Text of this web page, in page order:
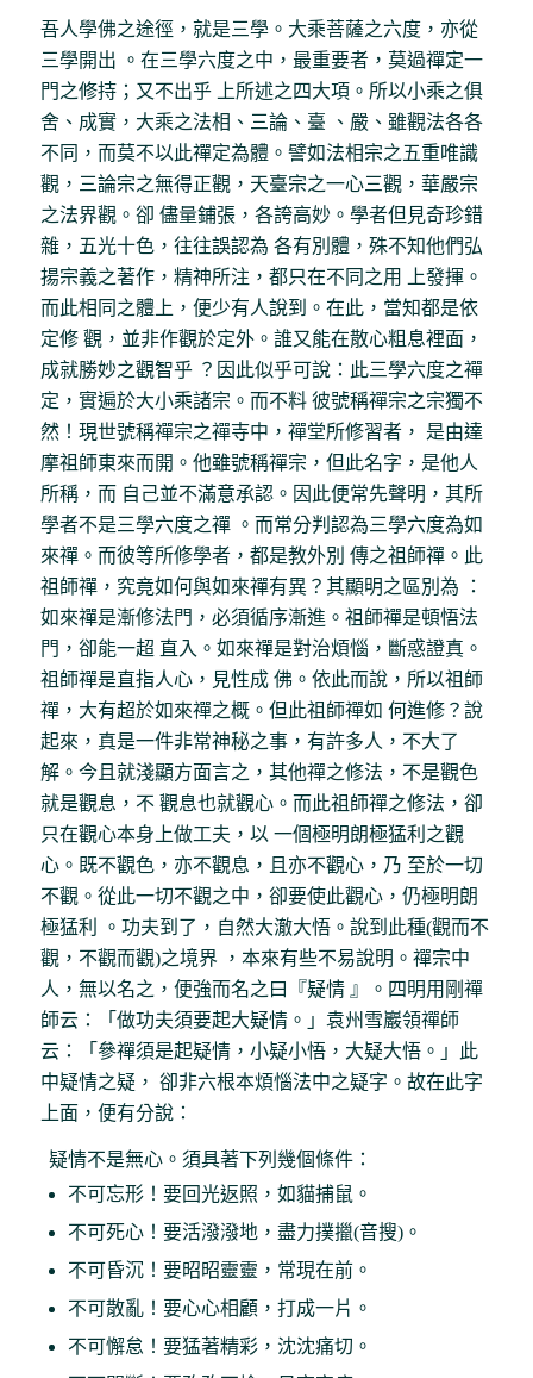
吾人學佛之途徑，就是三學。大乘菩薩之六度，亦從
三學開出 。在三學六度之中，最重要者，莫過禪定一
門之修持；又不出乎 上所述之四大項。所以小乘之俱
舍、成實，大乘之法相、三論、臺 、嚴、雖觀法各各
不同，而莫不以此禪定為體。譬如法相宗之五重唯識
觀，三論宗之無得正觀，天臺宗之一心三觀，華嚴宗
之法界觀。卻 儘量鋪張，各誇高妙。學者但見奇珍錯
雜，五光十色，往往誤認為 各有別體，殊不知他們弘
揚宗義之著作，精神所注，都只在不同之用 上發揮。
而此相同之體上，便少有人說到。在此，當知都是依
定修 觀，並非作觀於定外。誰又能在散心粗息裡面，
成就勝妙之觀智乎 ？因此似乎可說：此三學六度之禪
定，實遍於大小乘諸宗。而不料 彼號稱禪宗之宗獨不
然！現世號稱禪宗之禪寺中，禪堂所修習者， 是由達
摩祖師東來而開。他雖號稱禪宗，但此名字，是他人
所稱，而 自己並不滿意承認。因此便常先聲明，其所
學者不是三學六度之禪 。而常分判認為三學六度為如
來禪。而彼等所修學者，都是教外別 傳之祖師禪。此
祖師禪，究竟如何與如來禪有異？其顯明之區別為 ：
如來禪是漸修法門，必須循序漸進。祖師禪是頓悟法
門，卻能一超 直入。如來禪是對治煩惱，斷惑證真。
祖師禪是直指人心，見性成 佛。依此而說，所以祖師
禪，大有超於如來禪之概。但此祖師禪如 何進修？說
起來，真是一件非常神秘之事，有許多人，不大了
解。今且就淺顯方面言之，其他禪之修法，不是觀色
就是觀息，不 觀息也就觀心。而此祖師禪之修法，卻
只在觀心本身上做工夫，以 一個極明朗極猛利之觀
心。既不觀色，亦不觀息，且亦不觀心，乃 至於一切
不觀。從此一切不觀之中，卻要使此觀心，仍極明朗
極猛利 。功夫到了，自然大澈大悟。說到此種(觀而不
觀，不觀而觀)之境界 ，本來有些不易說明。禪宗中
人，無以名之，便強而名之曰『疑情 』。四明用剛禪
師云：「做功夫須要起大疑情。」袁州雪巖領禪師
云：「參禪須是起疑情，小疑小悟，大疑大悟。」此
中疑情之疑， 卻非六根本煩惱法中之疑字。故在此字
上面，便有分說：
疑情不是無心。須具著下列幾個條件：
不可忘形！要回光返照，如貓捕鼠。
不可死心！要活潑潑地，盡力撲擸(音搜)。
不可昏沉！要昭昭靈靈，常現在前。
不可散亂！要心心相顧，打成一片。
不可懈怠！要猛著精彩，沈沈痛切。